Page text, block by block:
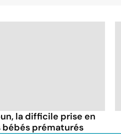
la difficile prise en
bébés prématurés